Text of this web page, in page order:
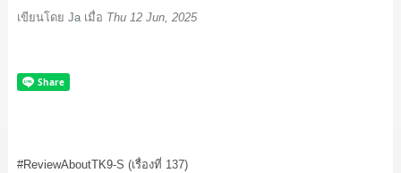
เขียนโดย Jaเมื่อ Thu 12 Jun, 2025
#ReviewAboutTK9-S (เรื่องที่ 137)